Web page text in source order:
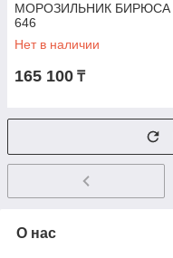
МОРОЗИЛЬНИК БИРЮСА
646
Нет в наличии
165 100 ₸
О нас